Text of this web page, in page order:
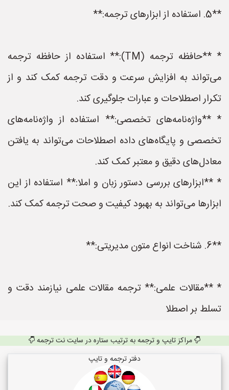
**5. استفاده از ابزارهای ترجمه:**
* **حافظه ترجمه (TM):** استفاده از حافظه ترجمه
می‌تواند به افزایش سرعت و دقت ترجمه کمک کند و از
تکرار اصطلاحات و عبارات جلوگیری کند.
* **واژه‌نامه‌های تخصصی:** استفاده از واژه‌نامه‌های
تخصصی و پایگاه‌های داده اصطلاحات می‌تواند به یافتن
معادل‌های دقیق و معتبر کمک کند.
* **ابزارهای بررسی دستور زبان و املا:** استفاده از این
ابزارها می‌تواند به بهبود کیفیت و صحت ترجمه کمک کند.
**6. شناخت انواع متون مدیریتی:**
* **مقالات علمی:** ترجمه مقالات علمی نیازمند دقت و
تسلط بر اصطلا
مراکز تایپ و ترجمه به ترتیب ستاره در سایت نت ترجمه
دفتر ترجمه و تایپ